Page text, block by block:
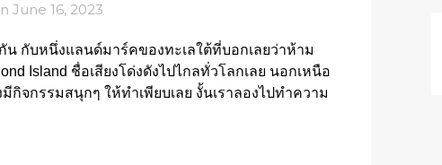
June 16, 2023
น กับหนึ่งแลนด์มาร์คของทะเลใต้ที่บอกเลยว่าห้าม
Island ชื่อเสียงโด่งดังไปไกลทั่วโลกเลย นอกเหนือ
จกรรมสนุกๆ ให้ทำเพียบเลย งั้นเราลองไปทำความ